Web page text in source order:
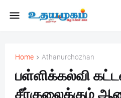
Home Athanurchozhan
பள்ளிக்கல்வி
சீர்குலைக்கும்